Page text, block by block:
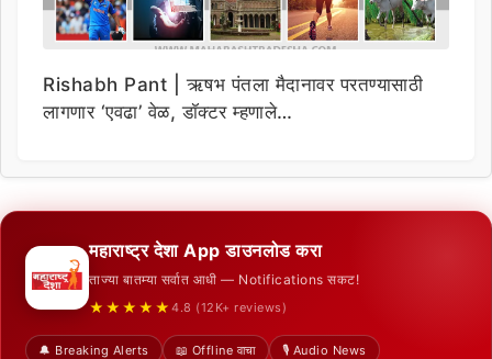
Rishabh Pant | ऋषभ पंतला मैदानावर परतण्यासाठी
लागणार ‘एवढा’ वेळ, डॉक्टर म्हणाले…
महाराष्ट्र देशा App डाउनलोड करा
ताज्या बातम्या सर्वात आधी — Notifications सकट!
★★★★★ 4.8 (12K+ reviews)
🔔 Breaking Alerts 📖 Offline वाचा
🎙️ Audio News